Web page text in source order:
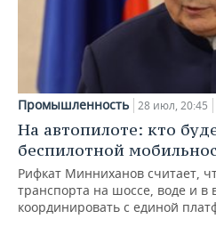
Промышленность 28 июл, 20:45
На автопилоте: кто
беспилотной
Рифкат Минниханов считает,
транспорта на шоссе, воде и в
координировать с единой